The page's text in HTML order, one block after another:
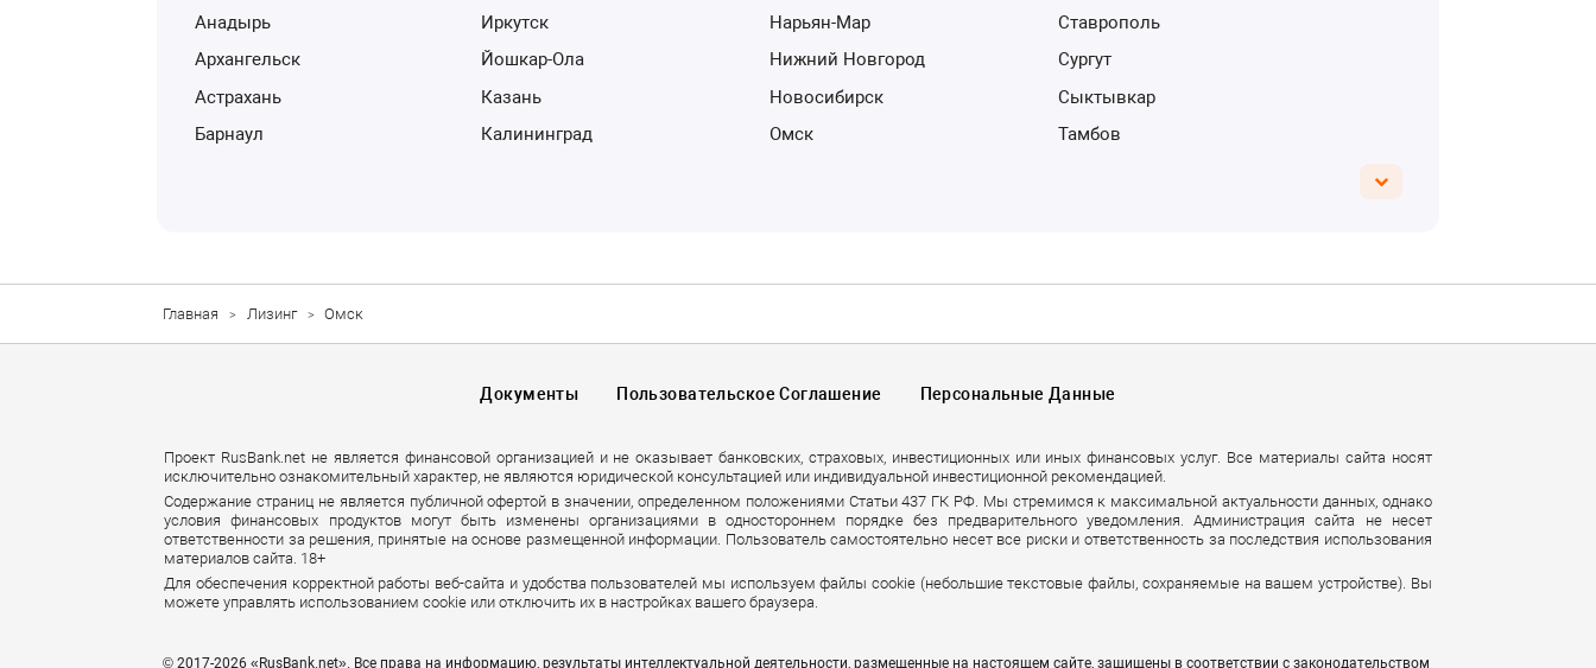
Анадырь
Архангельск
Астрахань
Барнаул
Иркутск
Йошкар-Ола
Казань
Калининград
Нарьян-Мар
Нижний Новгород
Новосибирск
Омск
Ставрополь
Сургут
Сыктывкар
Тамбов
Главная Лизинг Омск
Документы Пользовательское Соглашение Персональные Данные
Проект RusBank.net не является финансовой организацией и не оказывает банковских, страховых, инвестиционных или иных финансовых услуг. Все материалы сайта носят
исключительно ознакомительный характер, не являются юридической консультацией или индивидуальной инвестиционной рекомендацией.
Содержание страниц не является публичной офертой в значении, определенном положениями Статьи 437 ГК РФ. Мы стремимся к максимальной актуальности данных, однако
условия финансовых продуктов могут быть изменены организациями в одностороннем порядке без предварительного уведомления. Администрация сайта не несет
ответственности за решения, принятые на основе размещенной информации. Пользователь самостоятельно несет все риски и ответственность за последствия использования
материалов сайта. 18+
Для обеспечения корректной работы веб-сайта и удобства пользователей мы используем файлы cookie (небольшие текстовые файлы, сохраняемые на вашем устройстве). Вы
можете управлять использованием cookie или отключить их в настройках вашего браузера.
© 2017-2026 «RusBank.net». Все права на информацию, результаты интеллектуальной деятельности, размещенные на настоящем сайте, защищены в соответствии с законодательством